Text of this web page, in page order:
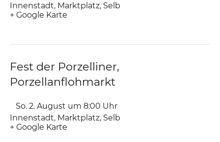
Innenstadt, Marktplatz Selb
+ Google Karte
Fest der Porzelliner,
Porzellanflohmarkt
So. 2. August um 8:00 Uhr
Innenstadt, Marktplatz Selb
+ Google Karte